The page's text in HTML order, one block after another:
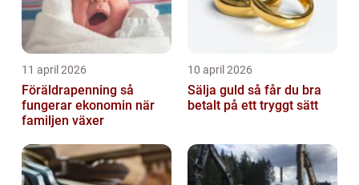
11 april 2026
Föräldrapenning så
fungerar ekonomin när
familjen växer
10 april 2026
Sälja guld så får du bra
betalt på ett tryggt sätt